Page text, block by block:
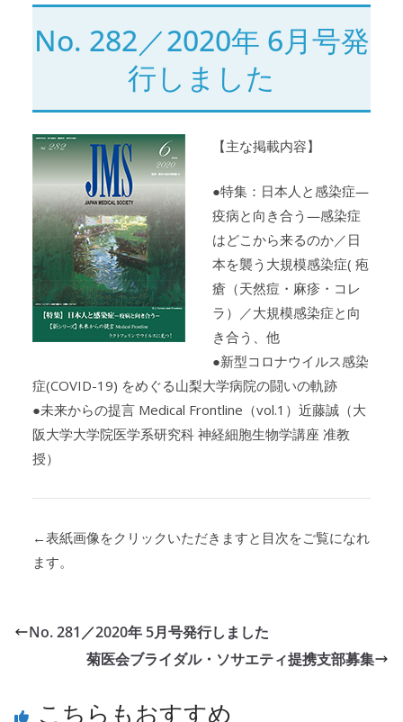
No. 282／2020年 6月号発
行しました
【主な掲載内容】
●特集：日本人と感染症―
疫病と向き合う―感染症
はどこから来るのか／日
本を襲う大規模感染症( 疱
瘡（天然痘・麻疹・コレ
ラ）／大規模感染症と向
き合う、他
●新型コロナウイルス感染
症(COVID-19) をめぐる山梨大学病院の闘いの軌跡
●未来からの提言 Medical Frontline（vol.1）近藤誠（大
阪大学大学院医学系研究科 神経細胞生物学講座 准教
授）
←表紙画像をクリックいただきますと目次をご覧になれ
ます。
No. 281／2020年 5月号発行しました
菊医会ブライダル・ソサエティ提携支部募集
こちらもおすすめ